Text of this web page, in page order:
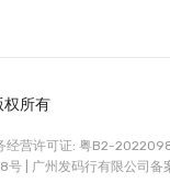
所有
经营许可证: 粤B2-
号 | 广州发码行有限公司备